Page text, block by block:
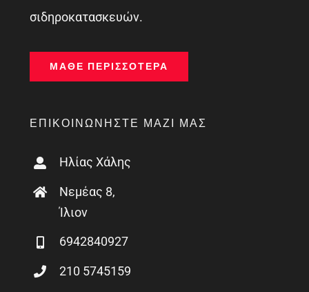
σιδηροκατασκευών.
ΜΆΘΕ ΠΕΡΙΣΣΌΤΕΡΑ
ΕΠΙΚΟΙΝΩΝΉΣΤΕ ΜΑΖΊ ΜΑΣ
Ηλίας Χάλης
Νεμέας 8,
Ίλιον
6942840927
210 5745159